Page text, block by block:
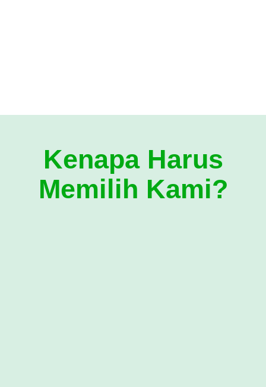
Kenapa Harus
Memilih Kami?